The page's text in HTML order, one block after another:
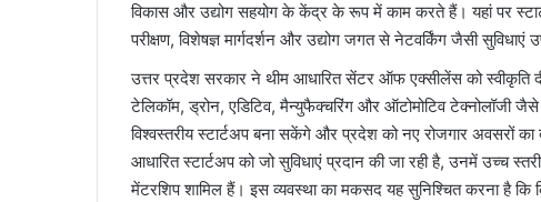
विकास और उद्योग सहयोग के केंद्र के रूप में काम करते हैं। यहां पर
परीक्षण, विशेषज्ञ मार्गदर्शन और उद्योग जगत से नेटवर्किंग जैसी सुविधाएं
उत्तर प्रदेश सरकार ने थीम आधारित सेंटर ऑफ एक्सीलेंस को
टेलिकॉम, ड्रोन, एडिटिव, मैन्युफैक्चरिंग और ऑटोमोटिव टेक्नोलॉजी जैसे
विश्वस्तरीय स्टार्टअप बना सकेंगे और प्रदेश को नए रोजगार अवसरों
आधारित स्टार्टअप को जो सुविधाएं प्रदान की जा रही है, उनमें उच्च
मेंटरशिप शामिल हैं। इस व्यवस्था का मकसद यह सुनिश्चित करना है कि